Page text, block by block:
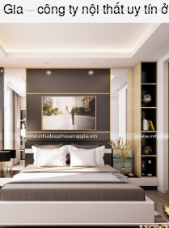
– công ty nội thất uy tín